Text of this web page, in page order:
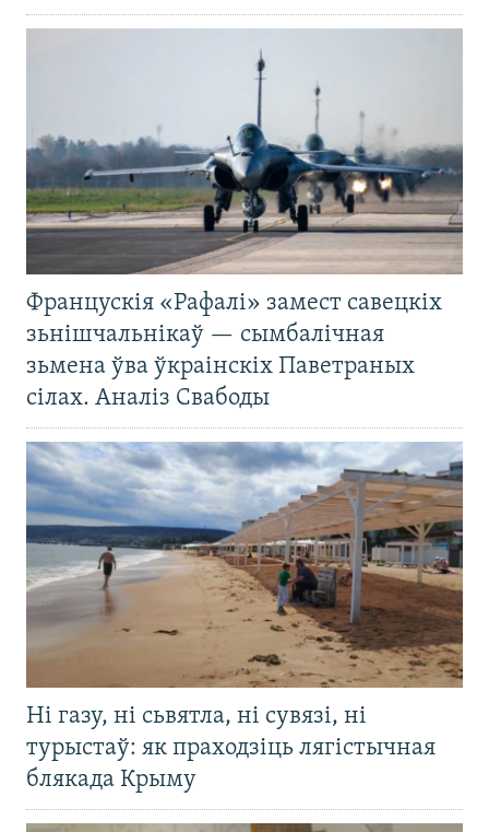
Францускія «Рафалі» замест савецкіх
зьнішчальнікаў — сымбалічная
зьмена ўва ўкраінскіх Паветраных
сілах. Аналіз Свабоды
Ні газу, ні сьвятла, ні сувязі, ні
турыстаў: як праходзіць лягістычная
блякада Крыму